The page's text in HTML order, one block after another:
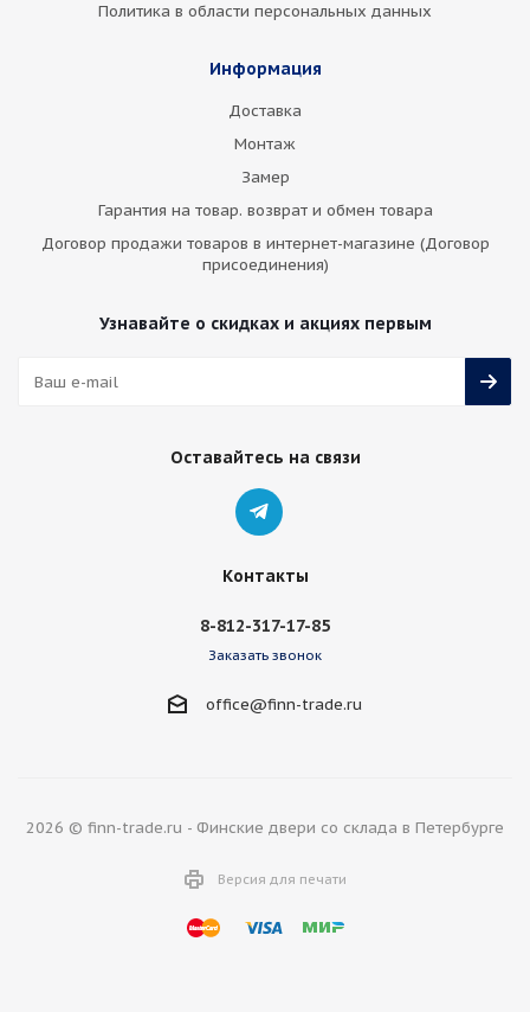
Политика в области персональных данных
Информация
Доставка
Монтаж
Замер
Гарантия на товар. возврат и обмен товара
Договор продажи товаров в интернет-магазине (Договор
присоединения)
Узнавайте о скидках и акциях первым
Оставайтесь на связи
Контакты
8-812-317-17-85
Заказать звонок
office@finn-trade.ru
2026 © finn-trade.ru - Финские двери со склада в Петербурге
Версия для печати